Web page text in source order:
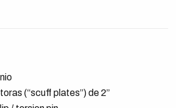
(“scuff plates”) de 2”